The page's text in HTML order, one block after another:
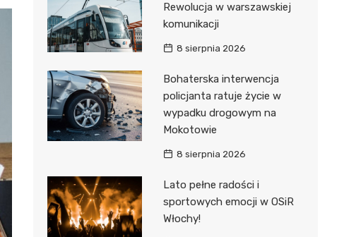
Rewolucja w warszawskiej
komunikacji
8 sierpnia 2026
Bohaterska interwencja
policjanta ratuje życie w
wypadku drogowym na
Mokotowie
8 sierpnia 2026
Lato pełne radości i
sportowych emocji w OSiR
Włochy!